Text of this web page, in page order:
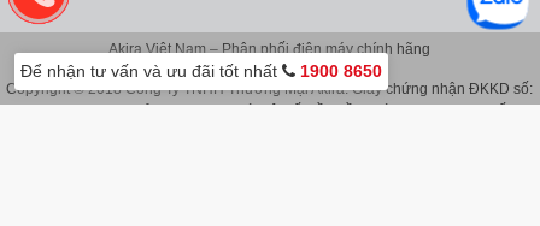
Akira Việt Nam – Phân phối điện máy chính hãng
Copyright © 2018 Công Ty TNHH Thương Mại Akira. Giấy chứng nhận ĐKKD số:
Để nhận tư vấn và ưu đãi tốt nhất 1900 8650